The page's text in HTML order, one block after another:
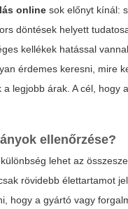
online sok előnyt kínál:
döntések helyett
kellékek hatással
érdemes keresni, mire
a legjobb árak. A cél, hogy
ellenőrzése?
lehet az
rövidebb élettartamot
hogy a gyártó vagy